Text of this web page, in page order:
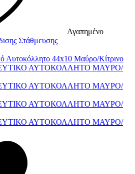
Αγαπημένο
Στάθμευσης